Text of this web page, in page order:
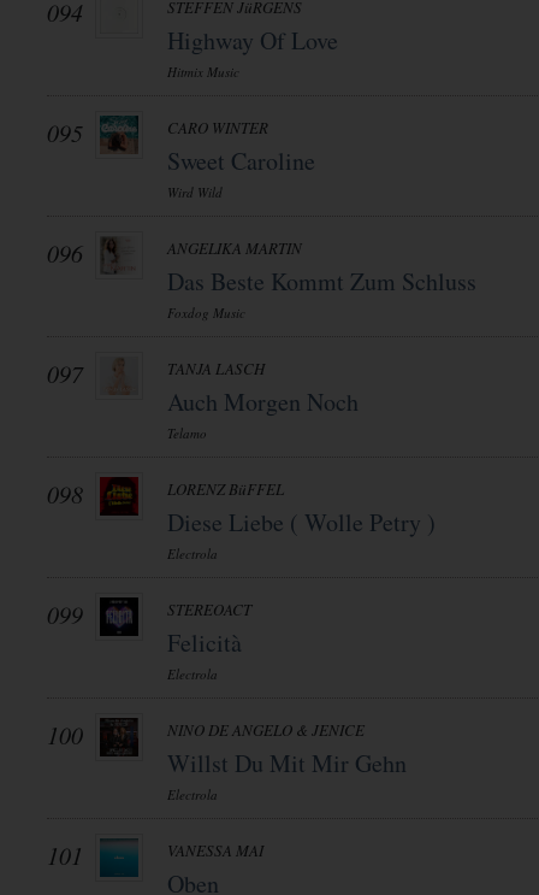
094 STEFFEN JüRGENS
Highway Of Love
Hitmix Music
095 CARO WINTER
Sweet Caroline
Wird Wild
096 ANGELIKA MARTIN
Das Beste Kommt Zum Schluss
Foxdog Music
097 TANJA LASCH
Auch Morgen Noch
Telamo
098 LORENZ BüFFEL
Diese Liebe ( Wolle Petry )
Electrola
099 STEREOACT
Felicità
Electrola
100 NINO DE ANGELO & JENICE
Willst Du Mit Mir Gehn
Electrola
101 VANESSA MAI
Oben